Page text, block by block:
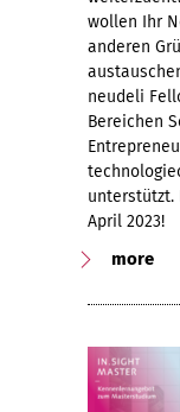
wollen Ihr
anderen
neudeli
Bereichen
unterstützt.
April 2023!
more